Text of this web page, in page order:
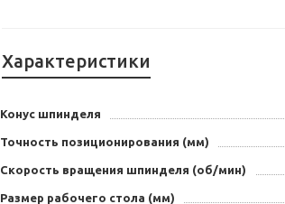
Характеристики
Конус шпинделя
Точность позиционирования (мм)
Скорость вращения шпинделя (об/мин)
Размер рабочего стола (мм)